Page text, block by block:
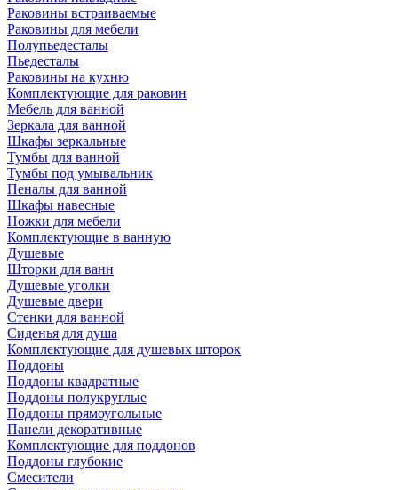
Раковины встраиваемые
Раковины для мебели
Полупьедесталы
Пьедесталы
Раковины на кухню
Комплектующие для раковин
Мебель для ванной
Зеркала для ванной
Шкафы зеркальные
Тумбы для ванной
Тумбы под умывальник
Пеналы для ванной
Шкафы навесные
Ножки для мебели
Комплектующие в ванную
Душевые
Шторки для ванн
Душевые уголки
Душевые двери
Стенки для ванной
Сиденья для душа
Комплектующие для душевых шторок
Поддоны
Поддоны квадратные
Поддоны полукруглые
Поддоны прямоугольные
Панели декоративные
Комплектующие для поддонов
Поддоны глубокие
Смесители